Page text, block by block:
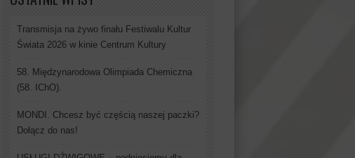
Transmisja na żywo finału Festiwalu Kultur
Świata 2026 w kinie Centrum Kultury
58. Międzynarodowa Olimpiada Chemiczna
(58. IChO).
MONDI. Chcesz być częścią naszej paczki?
Dołącz do nas!